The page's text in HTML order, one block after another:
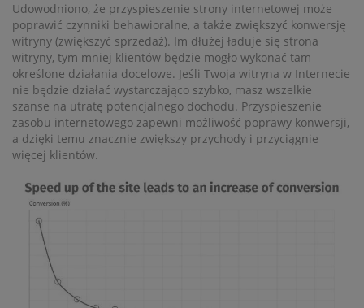
Udowodniono, że przyspieszenie strony internetowej może
poprawić czynniki behawioralne, a także zwiększyć konwersję
witryny (zwiększyć sprzedaż). Im dłużej ładuje się strona
witryny, tym mniej klientów będzie mogło wykonać tam
określone działania docelowe. Jeśli Twoja witryna w Internecie
nie będzie działać wystarczająco szybko, masz wszelkie
szanse na utratę potencjalnego dochodu. Przyspieszenie
zasobu internetowego zapewni możliwość poprawy konwersji,
a dzięki temu znacznie zwiększy przychody i przyciągnie
więcej klientów.